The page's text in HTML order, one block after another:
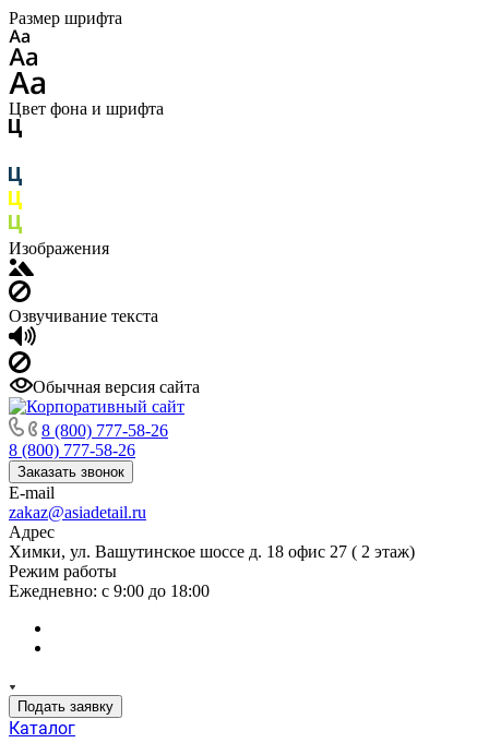
Размер шрифта
Цвет фона и шрифта
Изображения
Озвучивание текста
Обычная версия сайта
8 (800) 777-58-26
8 (800) 777-58-26
Заказать звонок
E-mail
zakaz@asiadetail.ru
Адрес
Химки, ул. Вашутинское шоссе д. 18 офис 27 ( 2 этаж)
Режим работы
Ежедневно: с 9:00 до 18:00
Подать заявку
Каталог